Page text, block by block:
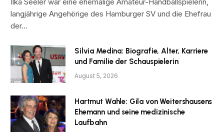
langjährige Angehörige des Hamburger SV und die Ehefrau
der…
Silvia Medina: Biografie, Alter, Karriere
und Familie der Schauspielerin
August 5, 2026
Hartmut Wahle: Gila von Weitershausens
Ehemann und seine medizinische
Laufbahn